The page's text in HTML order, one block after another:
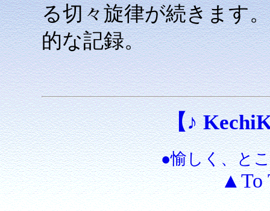
る切々旋律が続きます
的な記録。
【♪
●愉しく、と
▲To